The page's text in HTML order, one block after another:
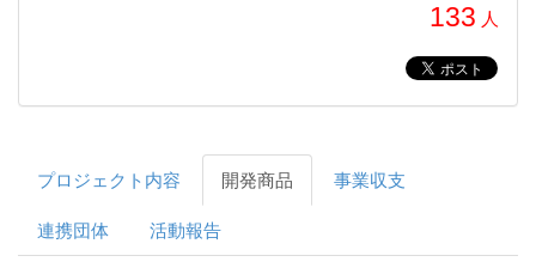
133 人
プロジェクト内容 開発商品 事業収支
連携団体 活動報告